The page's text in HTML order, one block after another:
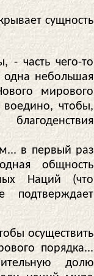
сущность
часть чего-то
одна небольшая
мирового
чтобы,
в первый раз
общность
Наций (что
осуществить
порядка...
долю